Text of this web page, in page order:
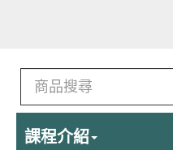
課程介紹